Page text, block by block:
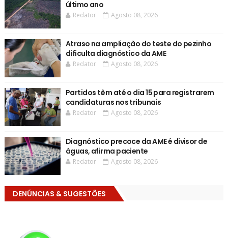
último ano
Redator Agosto 08, 2026
Atraso na ampliação do teste do pezinho
dificulta diagnóstico da AME
Redator Agosto 08, 2026
Partidos têm até o dia 15 para registrarem
candidaturas nos tribunais
Redator Agosto 08, 2026
Diagnóstico precoce da AME é divisor de
águas, afirma paciente
Redator Agosto 08, 2026
DENÚNCIAS & SUGESTÕES